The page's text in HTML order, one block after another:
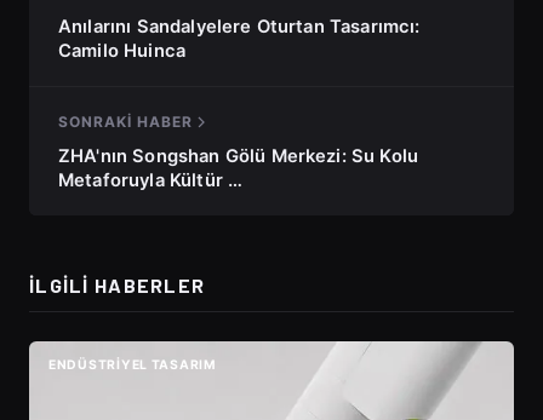
Anılarını Sandalyelere Oturtan Tasarımcı:
Camilo Huinca
SONRAKI HABER
ZHA'nın Songshan Gölü Merkezi: Su Kolu
Metaforuyla Kültür …
İLGILI HABERLER
ENDÜSTRIYEL TASARIM